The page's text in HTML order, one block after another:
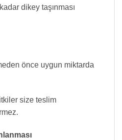
dikey taşınması
önce uygun miktarda
size teslim